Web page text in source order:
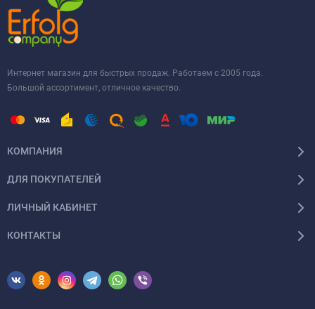
Интернет магазин для быстрых продаж. Работаем с 2005 года.
Большой ассортимент, отличное качество.
КОМПАНИЯ
ДЛЯ ПОКУПАТЕЛЕЙ
ЛИЧНЫЙ КАБИНЕТ
КОНТАКТЫ